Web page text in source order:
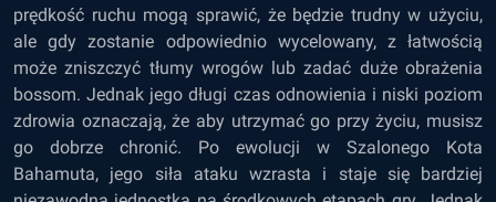
prędkość ruchu mogą sprawić, że będzie trudny w użyciu,
ale gdy zostanie odpowiednio wycelowany, z łatwością
może zniszczyć tłumy wrogów lub zadać duże obrażenia
bossom. Jednak jego długi czas odnowienia i niski poziom
zdrowia oznaczają, że aby utrzymać go przy życiu, musisz
go dobrze chronić. Po ewolucji w Szalonego Kota
Bahamuta, jego siła ataku wzrasta i staje się bardziej